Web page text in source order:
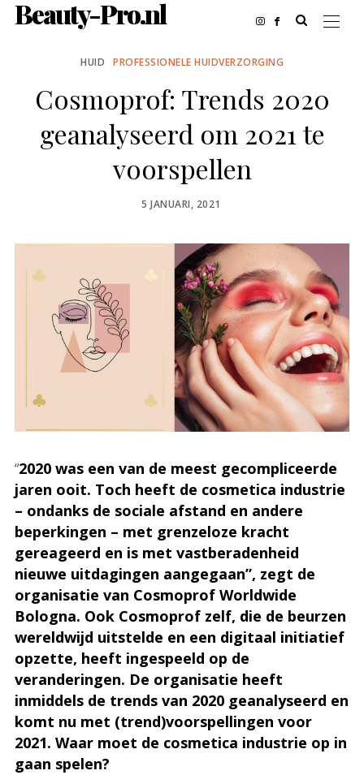
Beauty-Pro.nl
HUID PROFESSIONELE HUIDVERZORGING
Cosmoprof: Trends 2020
geanalyseerd om 2021 te
voorspellen
POSTED
5 JANUARI, 2021
“2020 was een van de meest gecompliceerde
jaren ooit. Toch heeft de cosmetica industrie
– ondanks de sociale afstand en andere
beperkingen – met grenzeloze kracht
gereageerd en is met vastberadenheid
nieuwe uitdagingen aangegaan”, zegt de
organisatie van Cosmoprof Worldwide
Bologna. Ook Cosmoprof zelf, die de beurzen
wereldwijd uitstelde en een digitaal initiatief
opzette, heeft ingespeeld op de
veranderingen. De organisatie heeft
inmiddels de trends van 2020 geanalyseerd en
komt nu met (trend)voorspellingen voor
2021. Waar moet de cosmetica industrie op in
gaan spelen?